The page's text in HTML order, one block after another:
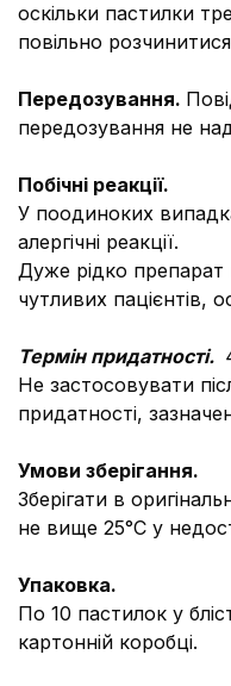
оскільки пастилки
повільно
Передозування.
передозування не
Побічні реакції.
У поодиноких
алергічні реакції.
Дуже рідко
чутливих пацієнтів,
Термін придатності.
Не застосовувати
придатності,
Умови зберігання.
Зберігати в
не вище 25°С у
Упаковка.
По 10 пастилок у
картонній коробці.